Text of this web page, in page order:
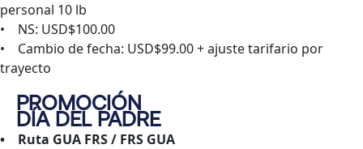
personal 10 lb
• NS: USD$100.00
• Cambio de fecha: USD$99.00 + ajuste tarifario por
trayecto
PROMOCIÓN
DÍA DEL PADRE
• Ruta GUA FRS / FRS GUA